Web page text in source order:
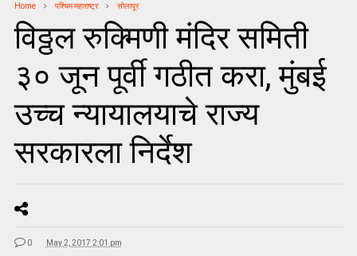
Home पश्चिम महाराष्ट्र सोलापूर
विठ्ठल रुक्मिणी मंदिर समिती
३० जून पूर्वी गठीत करा, मुंबई
उच्च न्यायालयाचे राज्य
सरकारला निर्देश
0 May 2, 2017 2:01 pm